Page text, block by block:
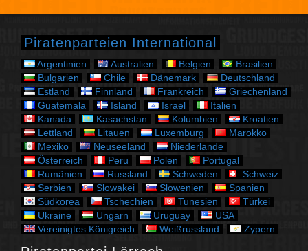
g
Piratenparteien International
Argentinien Australien Belgien
Brasilien
Bulgarien
Chile Dänemark
Deutschland
Estland
Finnland Frankreich
Griechenland
Guatemala
Island Israel
Italien
Kanada
Kasachstan Kolumbien
Kroatien
Lettland
Litauen Luxemburg
Marokko
Mexiko
Neuseeland
Niederlande
Österreich
Peru Polen
Portugal
Rumänien
Russland Schweden
Schweiz
Serbien
Slowakei Slowenien
Spanien
Südkorea
Tschechien Tunesien
Türkei
Ukraine
Ungarn Uruguay
USA
Vereinigtes Königreich
Weißrussland Zypern